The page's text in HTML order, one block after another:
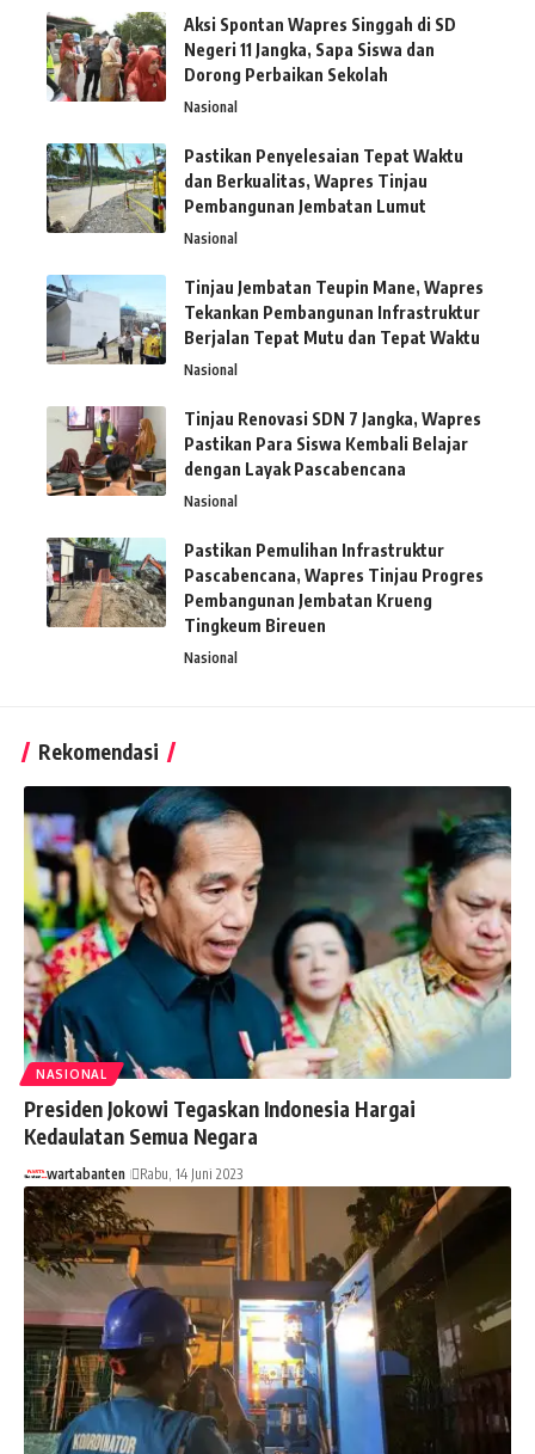
Aksi Spontan Wapres Singgah di SD
Negeri 11 Jangka, Sapa Siswa dan
Dorong Perbaikan Sekolah
Nasional
Pastikan Penyelesaian Tepat Waktu
dan Berkualitas, Wapres Tinjau
Pembangunan Jembatan Lumut
Nasional
Tinjau Jembatan Teupin Mane, Wapres
Tekankan Pembangunan Infrastruktur
Berjalan Tepat Mutu dan Tepat Waktu
Nasional
Tinjau Renovasi SDN 7 Jangka, Wapres
Pastikan Para Siswa Kembali Belajar
dengan Layak Pascabencana
Nasional
Pastikan Pemulihan Infrastruktur
Pascabencana, Wapres Tinjau Progres
Pembangunan Jembatan Krueng
Tingkeum Bireuen
Nasional
Rekomendasi
NASIONAL
Presiden Jokowi Tegaskan Indonesia Hargai
Kedaulatan Semua Negara
wartabanten Rabu, 14 Juni 2023